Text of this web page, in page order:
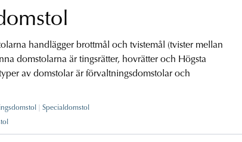
handlägger brottmål och tvistemål (tvister mellan
domstolarna är tingsrätter, hovrätter och Högsta
av domstolar är förvaltningsdomstolar och
Specialdomstol